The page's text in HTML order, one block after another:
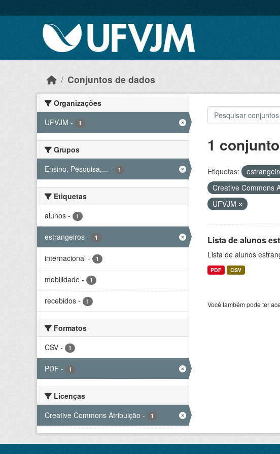
Conjuntos de dados
Organizações
UFVJM - 1
Grupos
Ensino, Pesquisa,... - 1
Etiquetas
alunos - 1
estrangeiros - 1
internacional - 1
mobilidade - 1
recebidos - 1
Formatos
CSV - 1
PDF - 1
Licenças
Creative Commons Atribuição - 1
1
Etiquetas:
Creative Commons
UFVJM
Lista de alunos
Lista de alunos
PDF CSV
Você também pode ter